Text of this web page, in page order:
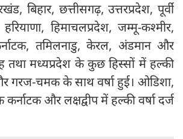
बिहार, छत्तीसगढ़, उत्तरप्रदेश, पूर्वी
हिमाचलप्रदेश, जम्मू-कश्मीर,
कर्नाटक, तमिलनाडु, केरल, अंडमान और
तथा मध्यप्रदेश के कुछ हिस्सों में हल्की
गरज-चमक के साथ वर्षा हुई। ओडिशा,
और लक्षद्वीप में हल्की वर्षा दर्ज